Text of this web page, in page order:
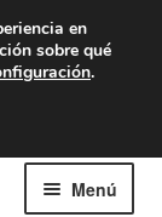
4 p. m.
Menú
en
sobre qué
.